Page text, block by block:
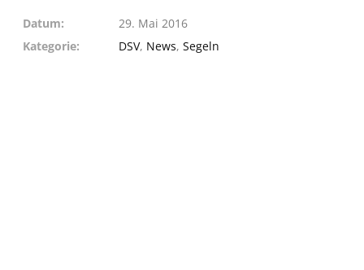
Datum
29. Mai 2016
Kategorie
DSV, News, Segeln